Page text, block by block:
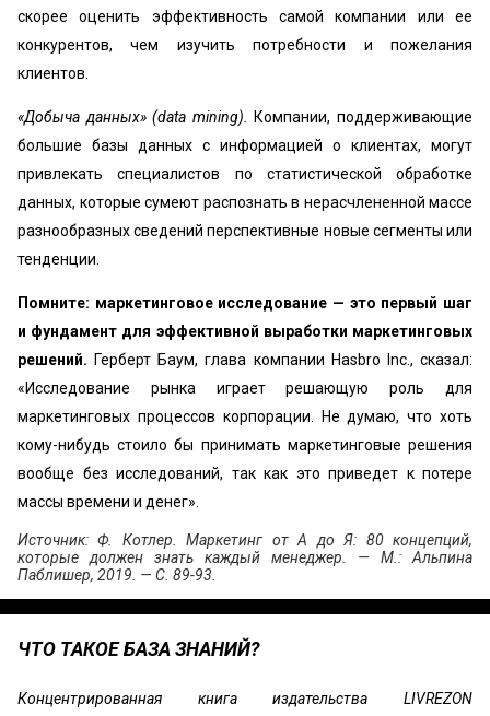
скорее оценить эффективность самой компании или ее
конкурентов, чем изучить потребности и пожелания
клиентов.
«Добыча данных» (data mining). Компании, поддерживающие
большие базы данных с информацией о клиентах, могут
привлекать специалистов по статистической обработке
данных, которые сумеют распознать в нерасчлененной массе
разнообразных сведений перспективные новые сегменты или
тенденции.
Помните: маркетинговое исследование — это первый шаг
и фундамент для эффективной выработки маркетинговых
решений. Герберт Баум, глава компании Hasbro Inc., сказал:
«Исследование рынка играет решающую роль для
маркетинговых процессов корпорации. Не думаю, что хоть
кому-нибудь стоило бы принимать маркетинговые решения
вообще без исследований, так как это приведет к потере
массы времени и денег».
Источник: Ф. Котлер. Маркетинг от А до Я: 80 концепций,
которые должен знать каждый менеджер. — М.: Альпина
Паблишер, 2019. — С. 89-93.
ЧТО ТАКОЕ БАЗА ЗНАНИЙ?
Концентрированная книга издательства LIVREZON